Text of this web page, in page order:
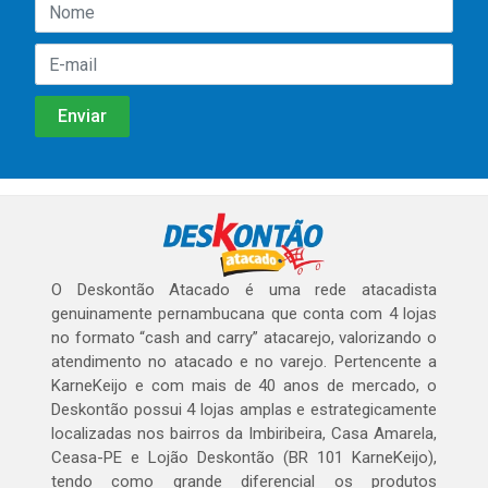
O Deskontão Atacado é uma rede atacadista
genuinamente pernambucana que conta com 4 lojas
no formato “cash and carry” atacarejo, valorizando o
atendimento no atacado e no varejo. Pertencente a
KarneKeijo e com mais de 40 anos de mercado, o
Deskontão possui 4 lojas amplas e estrategicamente
localizadas nos bairros da Imbiribeira, Casa Amarela,
Ceasa-PE e Lojão Deskontão (BR 101 KarneKeijo),
tendo como grande diferencial os produtos